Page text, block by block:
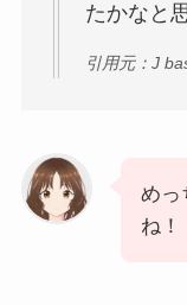
たかなと
引用元：J
めっ
ね！